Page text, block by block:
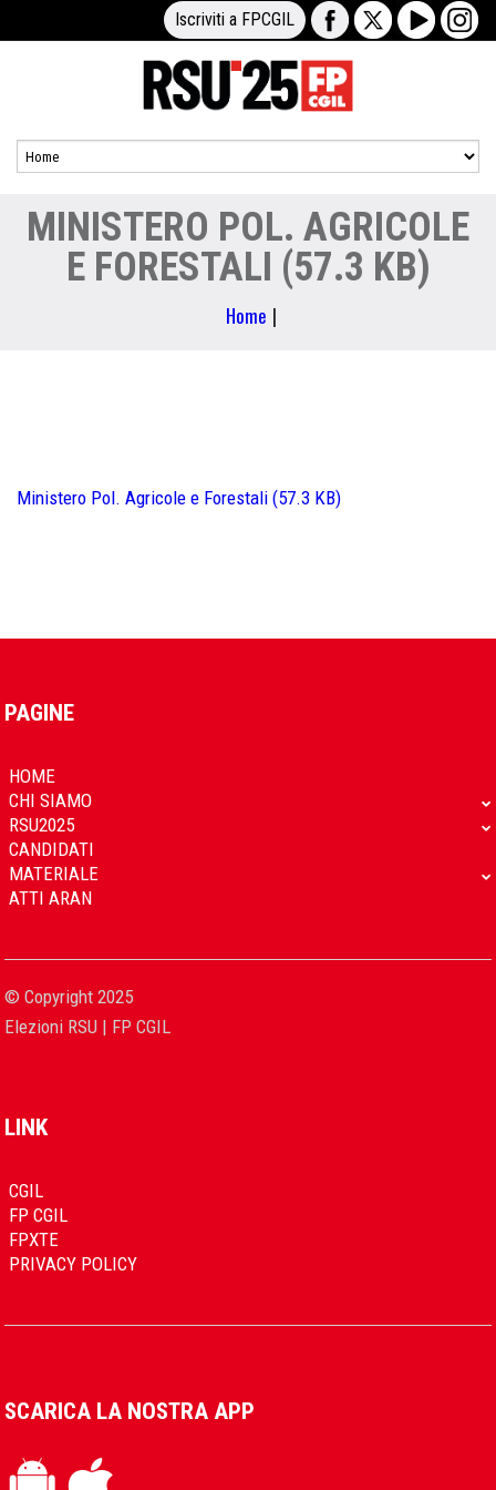
Iscriviti a FPCGIL
MINISTERO POL. AGRICOLE
E FORESTALI (57.3 KB)
Home |
Ministero Pol. Agricole e Forestali (57.3 KB)
PAGINE
HOME
CHI SIAMO
RSU2025
CANDIDATI
MATERIALE
ATTI ARAN
© Copyright 2025
Elezioni RSU | FP CGIL
LINK
CGIL
FP CGIL
FPXTE
PRIVACY POLICY
SCARICA LA NOSTRA APP